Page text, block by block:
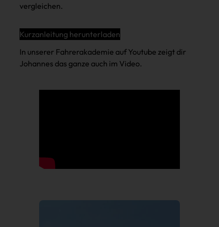
vergleichen.
Kurzanleitung herunterladen
In unserer Fahrerakademie auf Youtube zeigt dir
Johannes das ganze auch im Video.